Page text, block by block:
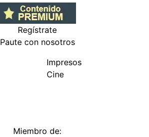
Regístrate
Paute con nosotros
Impresos
Cine
Miembro de: